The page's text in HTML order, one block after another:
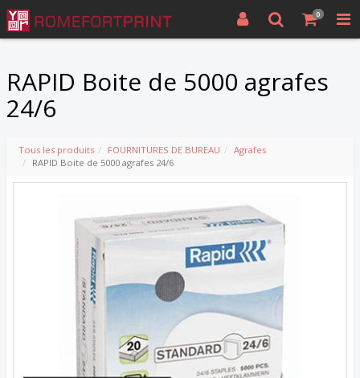
0
RAPID Boite de 5000 agrafes
24/6
Tous les produits FOURNITURES DE BUREAU
Agrafes
RAPID Boite de 5000 agrafes 24/6